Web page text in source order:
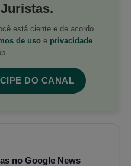
está ciente e de acordo
de uso e privacidade
DO CANAL
no Google News